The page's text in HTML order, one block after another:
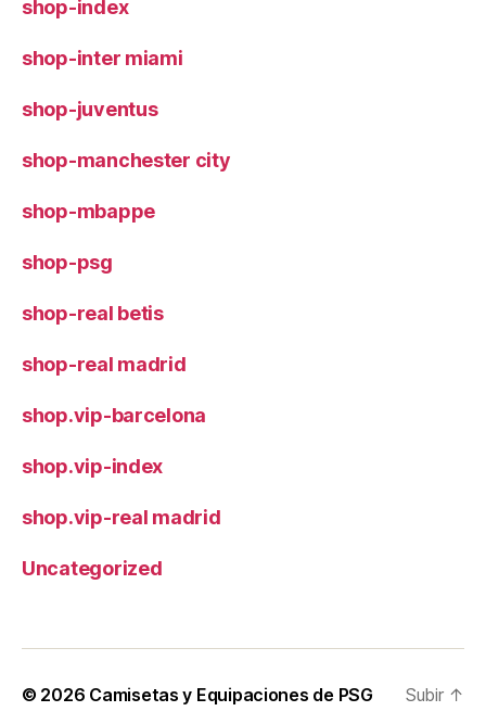
shop-index
shop-inter miami
shop-juventus
shop-manchester city
shop-mbappe
shop-psg
shop-real betis
shop-real madrid
shop.vip-barcelona
shop.vip-index
shop.vip-real madrid
Uncategorized
© 2026 Camisetas y Equipaciones de PSG Subir ↑